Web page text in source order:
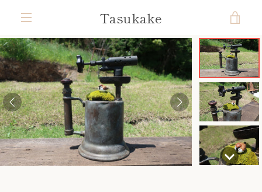
ン
ツ
に
ス
キ
ッ
プ
す
る
ニ
ュ
ー
Tasukake
ー
ト
を
る
前
へ
次
へ
ス
ラ
イ
ド
ス
ラ
イ
ド
ス
ラ
イ
ド
3
ス
ラ
イ
ド
4
ス
ラ
イ
ド
5
ス
ラ
イ
ド
6
ス
ラ
イ
ド
7